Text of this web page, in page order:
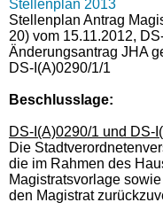
Stellenplan 2013
Stellenplan Antrag
20) vom 15.11.2012,
Änderungsantrag JHA
DS-I(A)0290/1/1
Beschlusslage:
DS-I(A)0290/1 und DS-
Die
die im Rahmen des
Magistratsvorlage
den Magistrat